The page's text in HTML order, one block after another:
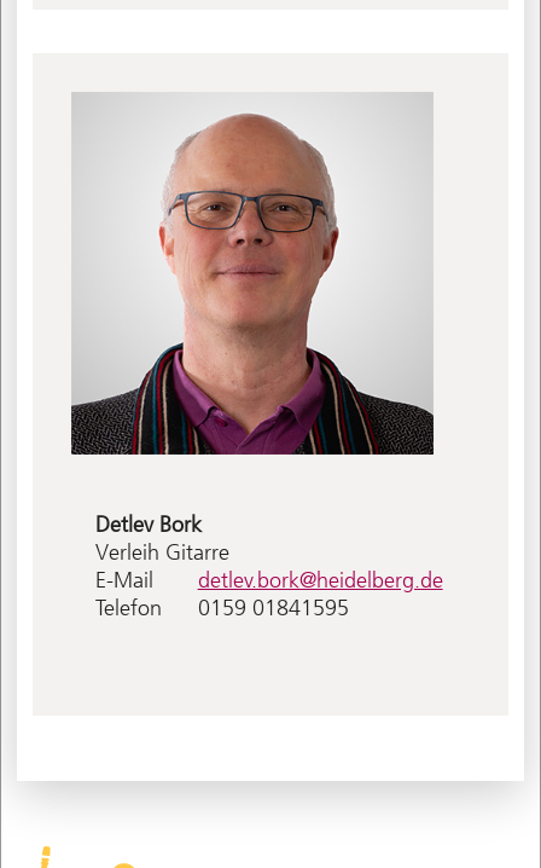
Detlev Bork
Verleih Gitarre
E-Mail
detlev.bork@heidelberg.de
Telefon
0159 01841595